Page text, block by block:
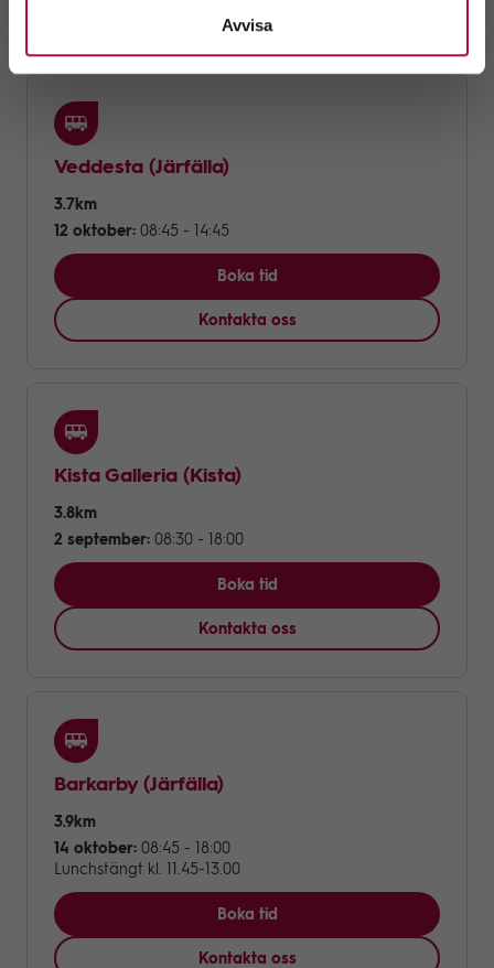
Avvisa
Veddesta (Järfälla)
12 oktober: 08:45 - 14:45
3.7km
Boka tid
Kontakta oss
Kista Galleria (Kista)
2 september: 08:30 - 18:00
3.8km
Boka tid
Kontakta oss
Barkarby(Järfälla)
14 oktober: 08:45 - 18:00
Lunchstängt kl. 11.45-13.00
3.9km
Boka tid
Kontakta oss